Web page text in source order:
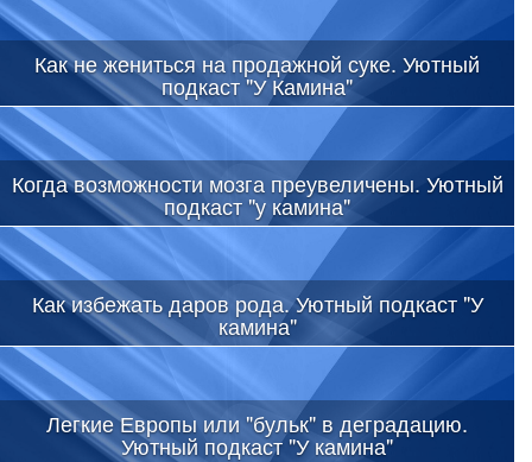
Как не жениться на продажной суке. Уютный
подкаст "У Камина"
Когда возможности мозга преувеличены. Уютный
подкаст "у камина"
Как избежать даров рода. Уютный подкаст "У
камина"
Легкие Европы или "бульк" в деградацию.
Уютный подкаст "У камина"